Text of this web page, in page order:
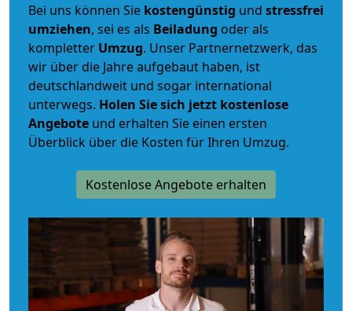
Bei uns können Sie kostengünstig und stressfrei
umziehen, sei es als Beiladung oder als
kompletter Umzug. Unser Partnernetzwerk, das
wir über die Jahre aufgebaut haben, ist
deutschlandweit und sogar international
unterwegs. Holen Sie sich jetzt kostenlose
Angebote und erhalten Sie einen ersten
Überblick über die Kosten für Ihren Umzug.
Kostenlose Angebote erhalten